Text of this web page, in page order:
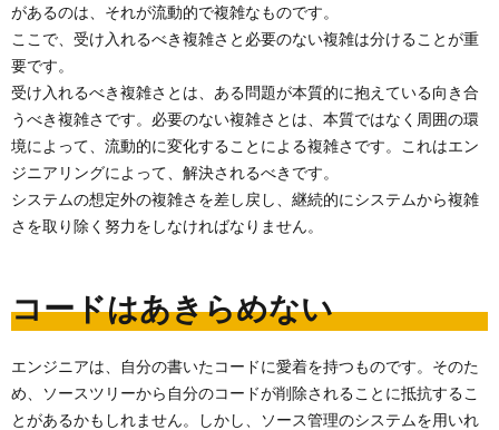
があるのは、それが流動的で複雑なものです。
ここで、受け入れるべき複雑さと必要のない複雑は分けることが重
要です。
受け入れるべき複雑さとは、ある問題が本質的に抱えている向き合
うべき複雑さです。必要のない複雑さとは、本質ではなく周囲の環
境によって、流動的に変化することによる複雑さです。これはエン
ジニアリングによって、解決されるべきです。
システムの想定外の複雑さを差し戻し、継続的にシステムから複雑
さを取り除く努力をしなければなりません。
コードはあきらめない
エンジニアは、自分の書いたコードに愛着を持つものです。そのた
め、ソースツリーから自分のコードが削除されることに抵抗するこ
とがあるかもしれません。しかし、ソース管理のシステムを用いれ